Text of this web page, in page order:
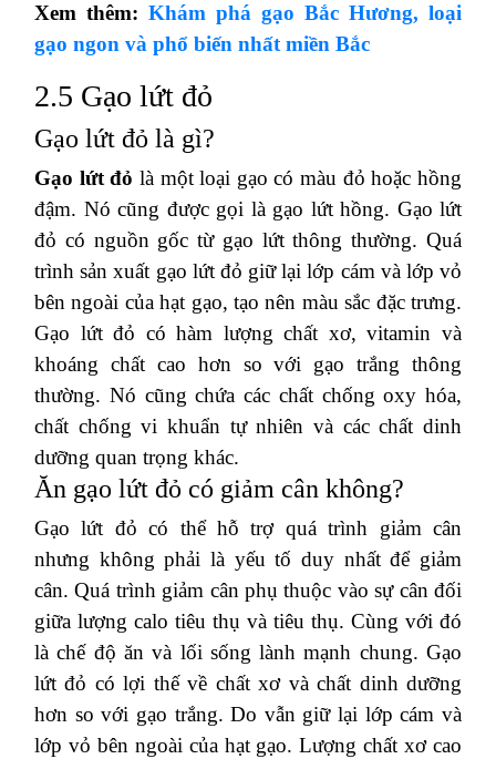
Xem thêm: Khám phá gạo Bắc Hương, loại
gạo ngon và phổ biến nhất miền Bắc
2.5 Gạo lứt đỏ
Gạo lứt đỏ là gì?
Gạo lứt đỏ là một loại gạo có màu đỏ hoặc hồng
đậm. Nó cũng được gọi là gạo lứt hồng. Gạo lứt
đỏ có nguồn gốc từ gạo lứt thông thường. Quá
trình sản xuất gạo lứt đỏ giữ lại lớp cám và lớp vỏ
bên ngoài của hạt gạo, tạo nên màu sắc đặc trưng.
Gạo lứt đỏ có hàm lượng chất xơ, vitamin và
khoáng chất cao hơn so với gạo trắng thông
thường. Nó cũng chứa các chất chống oxy hóa,
chất chống vi khuẩn tự nhiên và các chất dinh
dưỡng quan trọng khác.
Ăn gạo lứt đỏ có giảm cân không?
Gạo lứt đỏ có thể hỗ trợ quá trình giảm cân
nhưng không phải là yếu tố duy nhất để giảm
cân. Quá trình giảm cân phụ thuộc vào sự cân đối
giữa lượng calo tiêu thụ và tiêu thụ. Cùng với đó
là chế độ ăn và lối sống lành mạnh chung. Gạo
lứt đỏ có lợi thế về chất xơ và chất dinh dưỡng
hơn so với gạo trắng. Do vẫn giữ lại lớp cám và
lớp vỏ bên ngoài của hạt gạo. Lượng chất xơ cao